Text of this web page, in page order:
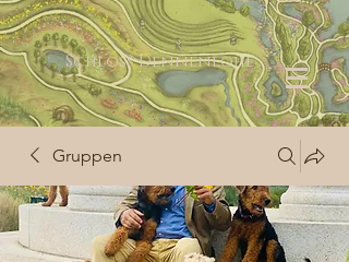
Schloss Dennenlohe
Gruppen